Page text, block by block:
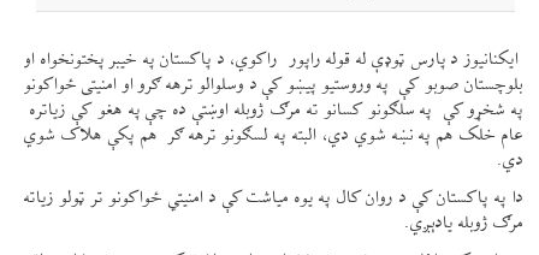
ایکنانیوز د پارس ټوډې له قوله راپور راکوي، د پاکستان په خیبر پختونخواه او
بلوچستان صوبو کې په وروستیو پيښو کې د وسلوالو ترهه ګرو او امنیتی ځواکونو
په شخړو کې په سلګونو کسانو ته مرګ ژوبله اوښتې ده چې په هغو کې زیاتره
عام خلک هم په نښه شوي دي، البته په لسګونو ترهه ګر هم پکې هلاک شوي
دي.
دا په پاکستان کې د روان کال په یوه میاشت کې د امنیتي ځواکونو تر ټولو زیاته
مرګ ژوبله یادېږي.